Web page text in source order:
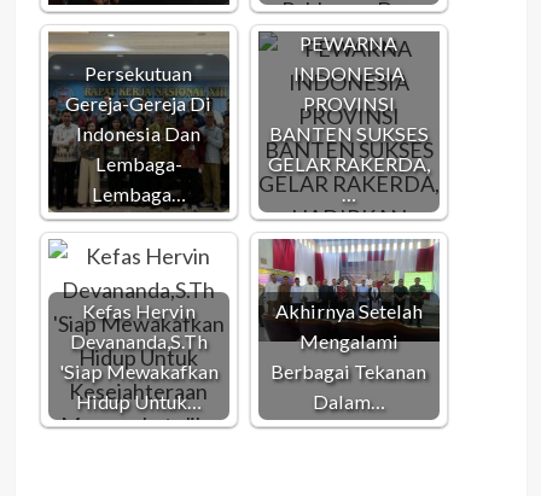
Persekutuan
Gereja-Gereja Di
Indonesia Dan
Lembaga-
Lembaga…
PEWARNA
INDONESIA
PROVINSI
BANTEN SUKSES
GELAR RAKERDA,
…
Kefas Hervin
Devananda,S.Th
'Siap Mewakafkan
Hidup Untuk…
Akhirnya Setelah
Mengalami
Berbagai Tekanan
Dalam…